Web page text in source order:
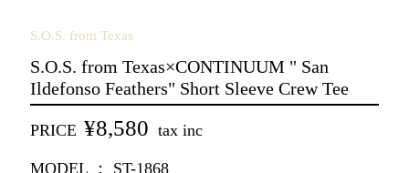
S.O.S. from Texas
S.O.S. from Texas×CONTINUUM " San
Ildefonso Feathers" Short Sleeve Crew Tee
PRICE ¥8,580 tax inc
MODEL ： ST-1868